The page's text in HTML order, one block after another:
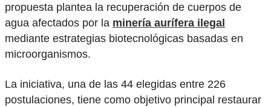
propuesta plantea la recuperación de cuerpos de
agua afectados por la minería aurífera ilegal
mediante estrategias biotecnológicas basadas en
microorganismos.
La iniciativa, una de las 44 elegidas entre 226
postulaciones, tiene como objetivo principal restaurar